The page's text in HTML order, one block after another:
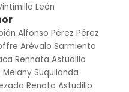
León
Alfonso Pérez Pérez
Arévalo Sarmiento
Rennata Astudillo
Melany Suquilanda
Renata Astudillo